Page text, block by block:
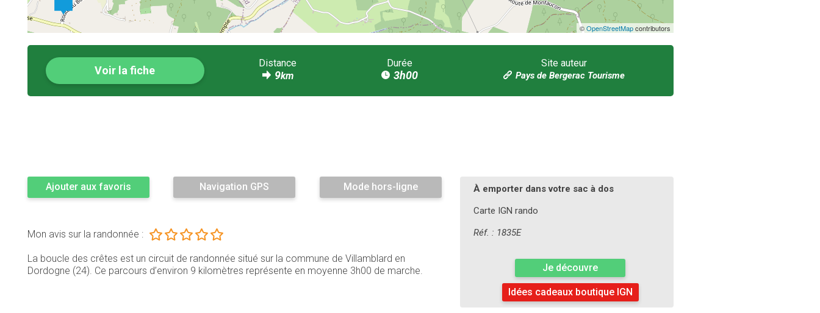
©OpenStreetMapcontributors
Voir la fiche
Distance
9km
Durée
3h00
Site auteur
Pays de Bergerac Tourisme
Ajouter aux favoris Navigation GPS Mode hors-ligne
Mon avis sur la randonnée :
La boucle des crêtes est un circuit de randonnée situé sur la commune de Villamblard en
Dordogne (24). Ce parcours d’environ 9 kilomètres représente en moyenne 3h00 de marche.
À emporter dans votre sac à dos
Carte IGN rando
Réf. : 1835E
Je découvre
Idées cadeaux boutique IGN